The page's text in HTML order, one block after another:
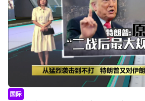
国际